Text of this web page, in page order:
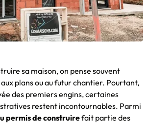
sa maison, on pense souvent
plans ou au futur chantier. Pourtant,
des premiers engins, certaines
restent incontournables. Parmi
permis de construirefait partie des